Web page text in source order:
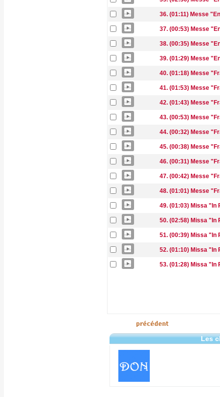
36. (01:11) Messe
37. (00:53) Messe
38. (00:35) Messe
39. (01:29) Messe
40. (01:18) Messe
41. (01:53) Messe
42. (01:43) Messe
43. (00:53) Messe
44. (00:32) Messe
45. (00:38) Messe
46. (00:31) Messe
47. (00:42) Messe
48. (01:01) Messe
49. (01:03) Missa "In
50. (02:58) Missa "In
51. (00:39) Missa "In
52. (01:10) Missa "In
53. (01:28) Missa "In
Les